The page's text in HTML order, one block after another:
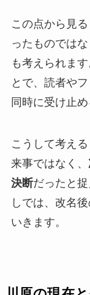
この点から見
ったものではな
も考えられま
とで、読者や
同時に受け止
こうして考え
来事ではなく、
決断だったと
しでは、改名
いきます。